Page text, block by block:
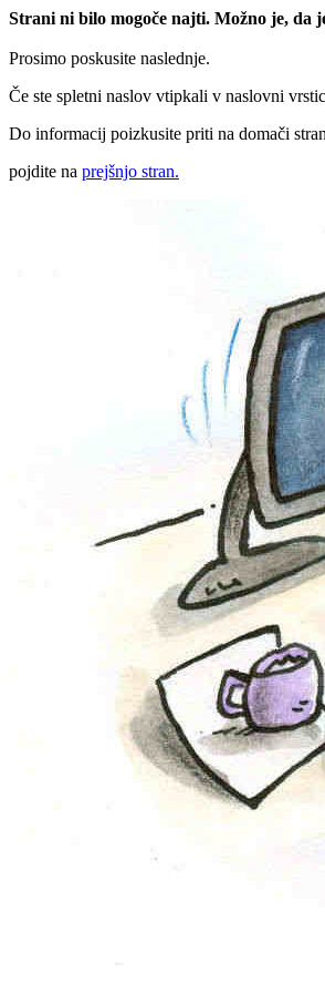
Strani ni bilo mogoče najti. Možno je, da
Prosimo poskusite naslednje.
Če ste spletni naslov vtipkali v naslovni
Do informacij poizkusite priti na domači
pojdite na prejšnjo stran.